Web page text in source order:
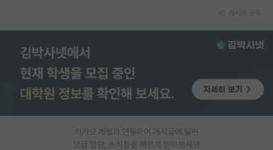
취업 게시판
임용 후기 게시판
인문사회 계열 게시판카카오 계정과 연동하여 게시글에 달린
댓글 알람, 소식등을 빠르게 받아보세요